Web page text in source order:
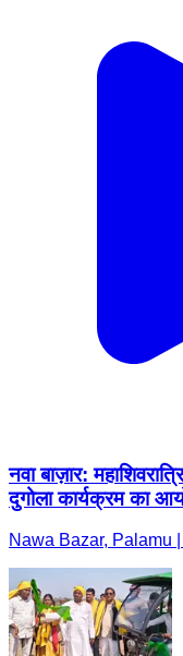
नवा बाज़ार:
दुगोला कार्यक्रम का
Nawa Bazar, Palamu